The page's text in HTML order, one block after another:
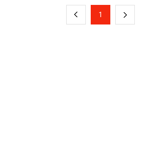
攻击目标，尤其在多模态环境中，仅通过图像操
。传统安全以系统漏洞和错误为中心，而AI安全
，支持与会者用母语交流。日本同事用日语提
障碍沟通。此外，DeepL还推出了面向日常对
翻译，适用于旅行和现场会议。即将于30日推
上 1 下